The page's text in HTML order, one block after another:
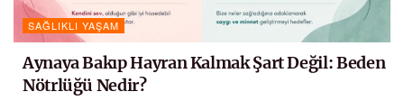
SAĞLIKLI YAŞAM
Aynaya Bakıp Hayran Kalmak Şart Değil: Beden
Nötrlüğü Nedir?